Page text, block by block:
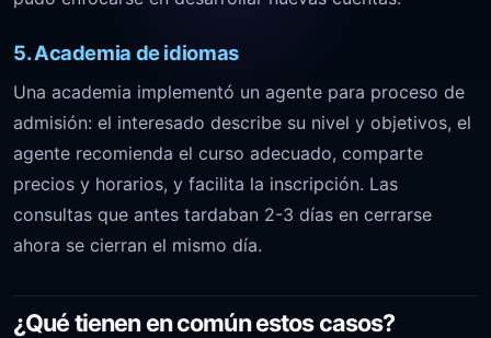
5. Academia de idiomas
Una academia implementó un agente para proceso de
admisión: el interesado describe su nivel y objetivos, el
agente recomienda el curso adecuado, comparte
precios y horarios, y facilita la inscripción. Las
consultas que antes tardaban 2-3 días en cerrarse
ahora se cierran el mismo día.
¿Qué tienen en común estos casos?